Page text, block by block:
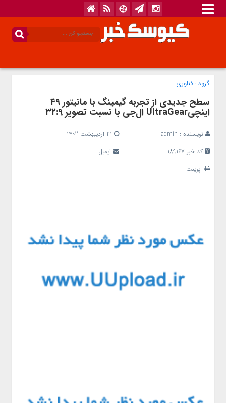
گروه : فناوری
سطح جدیدی از تجربه گیمینگ با مانیتور ۴۹
اینچیUltraGear ال‌جی با نسبت تصویر ۳۲:۹
نویسنده : admin
کد خبر 189167
ایمیل
پرینت